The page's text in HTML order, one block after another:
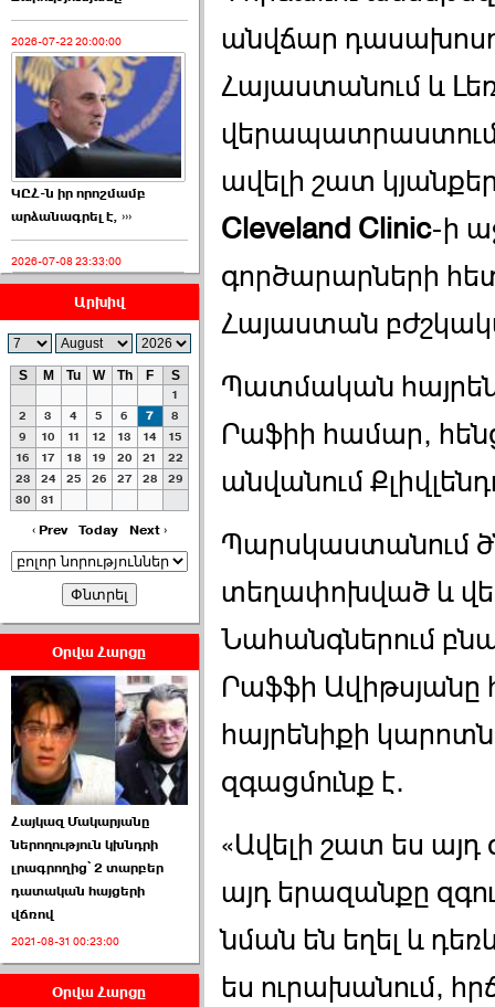
2026-07-22 20:00:00
ԿԸՀ-ն իր որոշմամբ
արձանագրել է, ›››
2026-07-08 23:33:00
ՀԱՅԱՊԱՀՊԱՆՈՒԹԻՒՆ՝
ՀԱՒԱՏՔԻ ԵՒ
ԿՐԹՈՒԹԵԱՆ
ՃԱՆԱՊԱՐՀՈՎ ›››
2026-07-06 06:50:00
Ամենաշատը էսօրվանից
էի վախենում.Նիկոլայ
Եղիազարյան ›››
2026-07-05 23:19:00
ՏԵՍԱՆՅՈՒԹ․ Ի՞նչ
իրավիճակ է այս ›››
2026-07-04 10:40:00
Արխիվ
S M Tu W Th F S
1
2
3 4 5 6 7
8
9
10 11 12 13 14
15
16
17 18 19 20 21
22
23
24 25 26 27 28
29
30
31
‹ Prev Today Next ›
Օրվա Հարցը
Հայկազ Մակարյանը
ներողություն կխնդրի
լրագրողից՝ 2 տարբեր
դատական հայցերի
վճռով
2021-08-31 00:23:00
Օրվա Հարցը
անվճար
Հայաստանում և
վերապատրաստում
ավելի շատ
Cleveland Clinic-ի
գործարարների
Հայաստան
Պատմական
Րաֆիի համար,
անվանում
Պարսկաստանում
տեղափոխված և
Նահանգներում
Րաֆֆի
հայրենիքի
զգացմունք է.
«Ավելի շատ ես այդ
այդ երազանքը
նման են եղել և
ես ուրախանում,